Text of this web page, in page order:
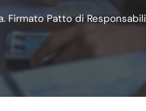
Firmato Patto di